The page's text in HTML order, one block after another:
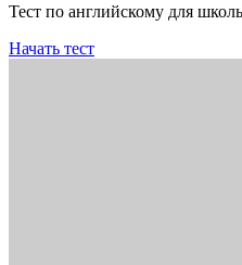
Тест по английскому для
Начать тест